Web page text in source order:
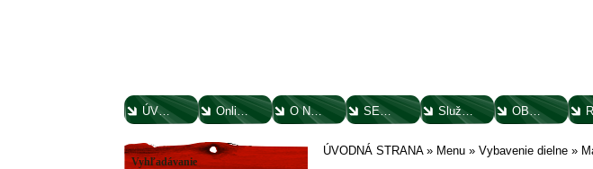
ÚVODNÁ STRANA Online parts katalógy O NÁS SERVIS Služby - záhrada OBCHODNÉ PODMIENKY
Vyhľadávanie
ÚVODNÁ STRANA» Menu » Vybavenie dielne »